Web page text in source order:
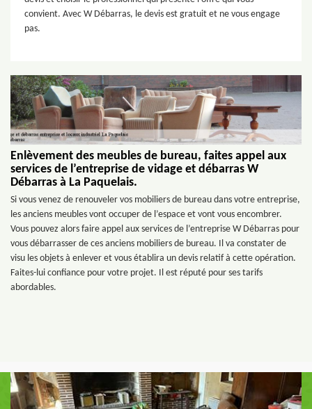
convient. Avec W Débarras, le devis est gratuit et ne vous engage
pas.
Enlèvement des meubles de bureau, faites appel aux
services de l’entreprise de vidage et débarras W
Débarras à La Paquelais.
Si vous venez de renouveler vos mobiliers de bureau dans votre entreprise,
les anciens meubles vont occuper de l’espace et vont vous encombrer.
Vous pouvez alors faire appel aux services de l’entreprise W Débarras pour
vous débarrasser de ces anciens mobiliers de bureau. Il va constater de
visu les objets à enlever et vous établira un devis relatif à cette opération.
Faites-lui confiance pour votre projet. Il est réputé pour ses tarifs
abordables.